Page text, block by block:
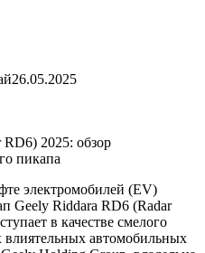
26.05.2025
2025: обзор
пикапа
электромобилей (EV)
Geely Riddara RD6 (Radar
в качестве смелого
влиятельных автомобильных